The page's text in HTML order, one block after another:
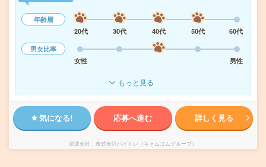
年齢層
20代
30代 40代 50代
60代
男女比率
女性
男性
もっと見る
気になる! 応募へ進む 詳しく見る
派遣会社 株式会社バイトレ（キャムコムグループ）